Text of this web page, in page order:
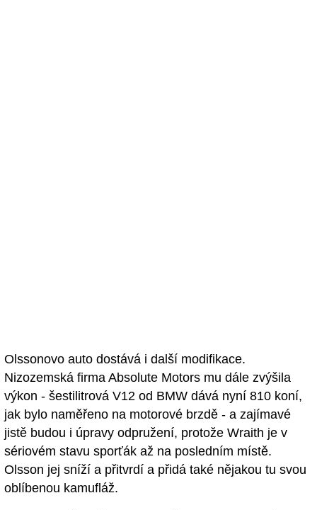
Olssonovo auto dostává i další modifikace.
Nizozemská firma Absolute Motors mu dále zvýšila
výkon - šestilitrová V12 od BMW dává nyní 810 koní,
jak bylo naměřeno na motorové brzdě - a zajímavé
jistě budou i úpravy odpružení, protože Wraith je v
sériovém stavu sporťák až na posledním místě.
Olsson jej sníží a přitvrdí a přidá také nějakou tu svou
oblíbenou kamufláž.